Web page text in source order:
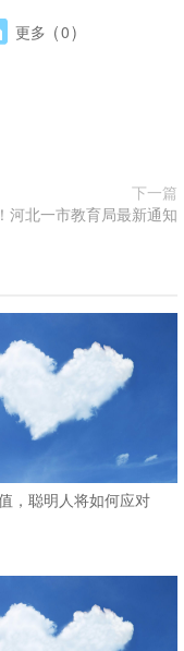
更多 (0)
下一篇
河北一市教育局最新通知
，聪明人将如何应对